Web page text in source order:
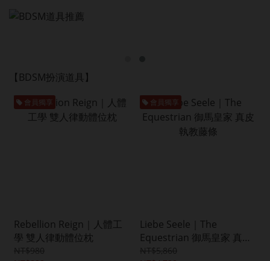
【BDSM扮演道具】
會員獨享
Rebellion Reign｜人體工
學 雙人律動體位枕
會員獨享
Liebe Seele｜The
Equestrian 御馬皇家 真皮